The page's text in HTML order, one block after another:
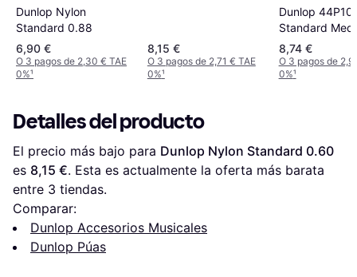
Dunlop Nylon
Standard 0.88
6,90 €
O 3 pagos de 2,30 € TAE
0%¹
8,15 €
O 3 pagos de 2,71 € TAE
0%¹
Dunlop
Standard
Picks 1mm
8,74 €
O 3 pagos de
0%¹
Detalles del producto
El precio más bajo para Dunlop Nylon Standard 0.60
es 8,15 €. Esta es actualmente la oferta más barata
entre 3 tiendas.
Comparar:
Dunlop Accesorios Musicales
Dunlop Púas